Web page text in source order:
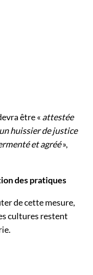
être « attestée
huissier de justice
et agréé»,
des pratiques
de cette mesure,
cultures restent